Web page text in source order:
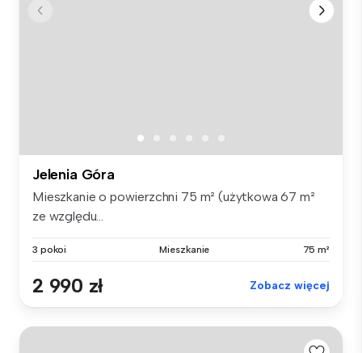
Jelenia Góra
Mieszkanie o powierzchni 75 m² (użytkowa 67 m²
ze względu...
3 pokoi Mieszkanie 75 m²
2 990 zł Zobacz więcej